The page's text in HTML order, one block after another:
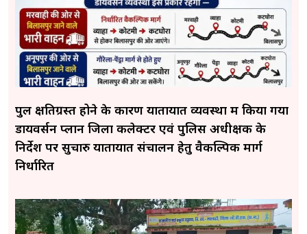
पुल क्षतिग्रस्त होने के कारण यातायात व्यवस्था में किया गया
डायवर्सन प्लान जिला कलेक्टर एवं पुलिस अधीक्षक के
निर्देश पर सुचारु यातायात संचालन हेतु वैकल्पिक मार्ग
निर्धारित